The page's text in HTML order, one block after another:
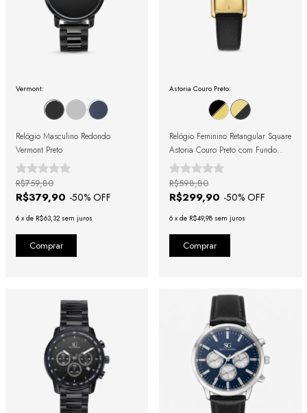
Vermont:
Relógio Masculino Redondo
Vermont Preto
R$379,90 -50% OFF
R$759,80
6 x de R$63,32 sem juros
Astoria Couro Preto:
Relógio Feminino Retangular Square
Astoria Couro Preto com Fundo
Dourado
R$299,90 -50% OFF
R$598,80
6 x de R$49,98 sem juros